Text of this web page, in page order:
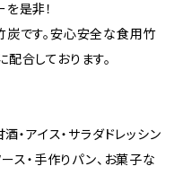
是非！
です。安心安全な食用竹
合しております。
・アイス・サラダドレッシン
ス・手作りパン、お菓子な